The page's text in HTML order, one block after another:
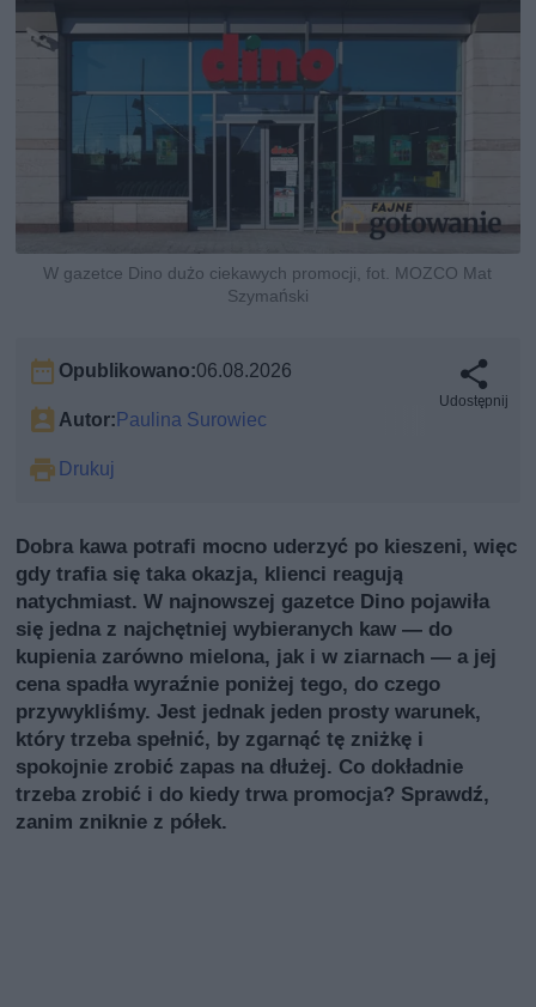
W gazetce Dino dużo ciekawych promocji, fot. MOZCO Mat
Szymański
Opublikowano:06.08.2026
Autor: Paulina Surowiec
Drukuj
Udostępnij
Dobra kawa potrafi mocno uderzyć po kieszeni, więc
gdy trafia się taka okazja, klienci reagują
natychmiast. W najnowszej gazetce Dino pojawiła
się jedna z najchętniej wybieranych kaw — do
kupienia zarówno mielona, jak i w ziarnach — a jej
cena spadła wyraźnie poniżej tego, do czego
przywykliśmy. Jest jednak jeden prosty warunek,
który trzeba spełnić, by zgarnąć tę zniżkę i
spokojnie zrobić zapas na dłużej. Co dokładnie
trzeba zrobić i do kiedy trwa promocja? Sprawdź,
zanim zniknie z półek.